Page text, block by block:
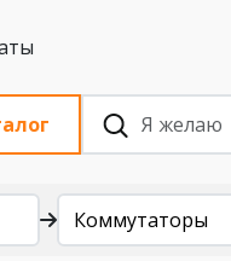
Алматы
Коммутаторы